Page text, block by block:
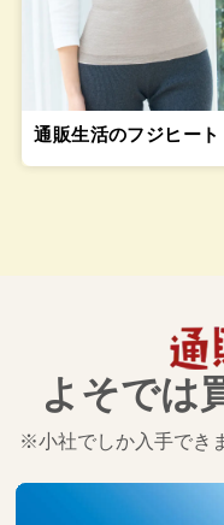
通販生活のフジヒート
よそでは
※小社でしか入手でき